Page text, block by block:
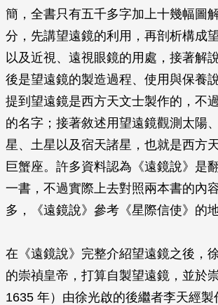
簡，全書只有五千多字加上十幾幅圖
分，先講望遠鏡的利用，再剖析構成
以及近視、遠視眼鏡的用處，接著解
後是望遠鏡的製造過程、使用與保養
提到望遠鏡是西方天文士製作的，不
的名字；接著敘述用望遠鏡觀測太陽
星、土星以及宿天諸星，也就是西方
巨蟹座。許多資料認為《遠鏡說》是
一書，不過實際上去對照兩本書的內
多，《遠鏡說》參考《星際信使》的
在《遠鏡說》完整介紹望遠鏡之後，
的崇禎皇帝，打算自製望遠鏡，並於
1635 年）由徐光啟的後繼者李天經製